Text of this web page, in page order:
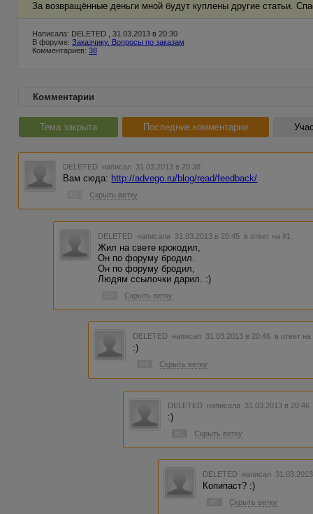
За возвращённые деньги мной будут куплены другие статьи.
Написала: DELETED , 31.03.2013 в 20:30
В форуме: Заказчику. Вопросы по заказам
Комментариев: 38
Комментарии
Тема закрыта Последние комментарии
DELETED написал 31.03.2013 в 20:38
Вам сюда: http://advego.ru/blog/read/feedback/
Скрыть ветку
DELETED написала 31.03.2013 в 20:45 в ответ на #1
Жил на свете крокодил,
Он по форуму бродил.
Он по форуму бродил,
Людям ссылочки дарил. :)
Скрыть ветку
DELETED написал 31.03.2013 в 20:46 в ответ на
:)
Скрыть ветку
DELETED написала 31.03.2013 в
:)
Скрыть ветку
DELETED написал
Копипаст? :)
Скрыть ветку